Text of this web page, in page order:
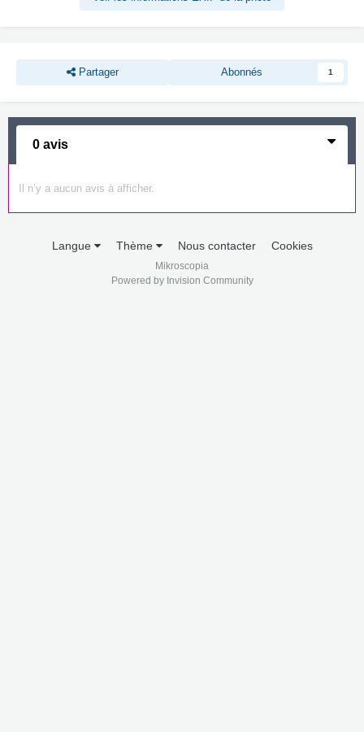
Partager Abonnés 1
0 avis
Il n’y a aucun avis à afficher.
Langue Thème Nous contacter Cookies
Mikroscopia
Powered by Invision Community